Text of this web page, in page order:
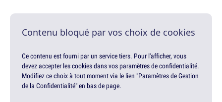
Contenu bloqué par vos choix de cookies
Ce contenu est fourni par un service tiers. Pour l'afficher, vous
devez accepter les cookies dans vos paramètres de confidentialité.
Modifiez ce choix à tout moment via le lien "Paramètres de Gestion
de la Confidentialité" en bas de page.